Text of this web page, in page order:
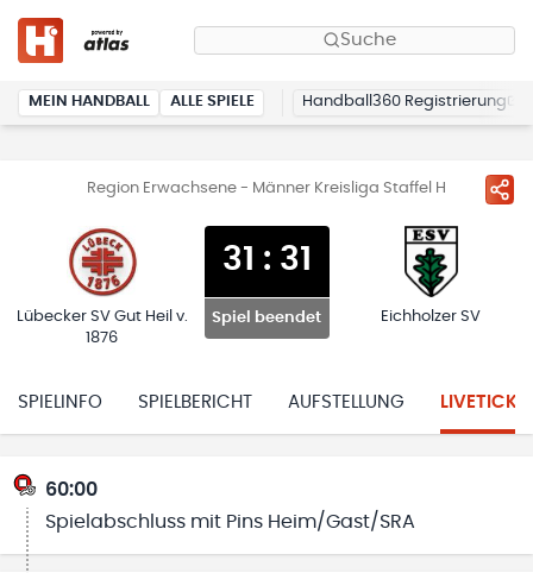
Suche
MEIN HANDBALL ALLE SPIELE Handball360 Registrierung
Region Erwachsene - Männer Kreisliga Staffel H
Lübecker SV Gut Heil v.
1876
31 : 31
Spiel beendet Eichholzer SV
SPIELINFO SPIELBERICHT AUFSTELLUNG
60:00
Spielabschluss mit Pins Heim/Gast/SRA